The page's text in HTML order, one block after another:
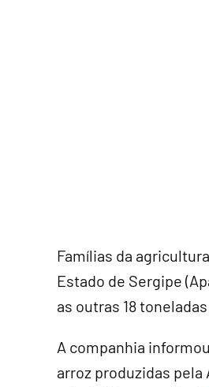
Famílias da
Estado de Sergipe
as outras 18
A companhia
arroz produzidas pela